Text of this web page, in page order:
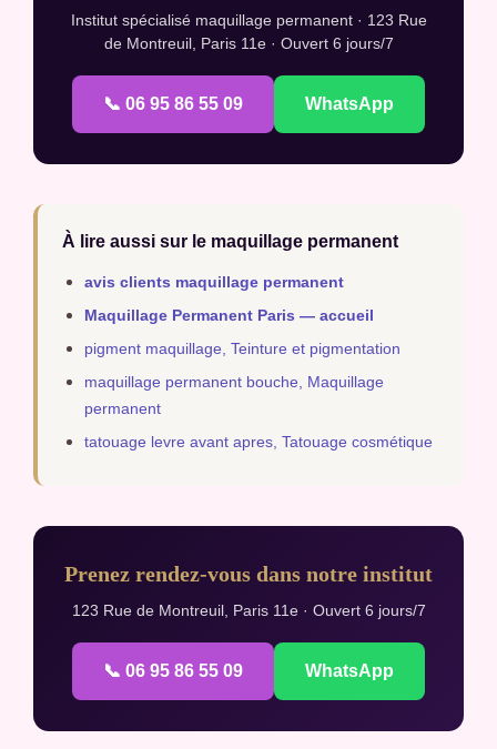
Institut spécialisé maquillage permanent · 123 Rue
de Montreuil, Paris 11e · Ouvert 6 jours/7
📞 06 95 86 55 09 WhatsApp
À lire aussi sur le maquillage permanent
avis clients maquillage permanent
Maquillage Permanent Paris — accueil
pigment maquillage, Teinture et pigmentation
maquillage permanent bouche, Maquillage
permanent
tatouage levre avant apres, Tatouage cosmétique
Prenez rendez-vous dans notre institut
123 Rue de Montreuil, Paris 11e · Ouvert 6 jours/7
📞 06 95 86 55 09 WhatsApp